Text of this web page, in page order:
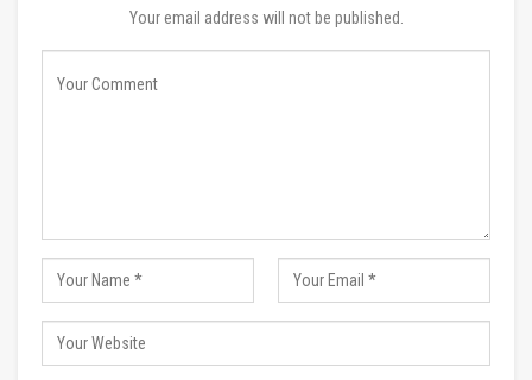
Your email address will not be published.